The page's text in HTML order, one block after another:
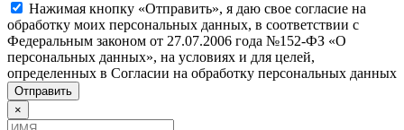
Нажимая кнопку «Отправить», я даю свое согласие на
обработку моих персональных данных, в соответствии с
Федеральным законом от 27.07.2006 года №152-ФЗ «О
персональных данных», на условиях и для целей,
определенных в Согласии на обработку персональных данных
×